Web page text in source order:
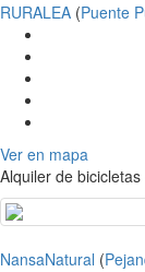
RURALEA (Puente
Ver en mapa
Alquiler de
NansaNatural (